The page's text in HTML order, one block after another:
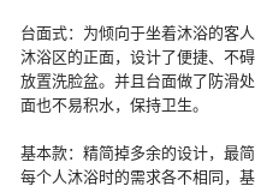
台面式：为倾向于坐着沐浴的客
沐浴区的正面，设计了便捷、不
放置洗脸盆。并且台面做了防滑
面也不易积水，保持卫生。
基本款：精简掉多余的设计，最
每个人沐浴时的需求各不相同，